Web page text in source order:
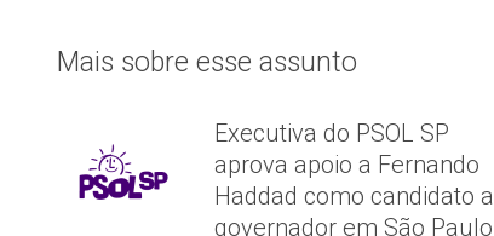
post:
Mais sobre esse assunto
Executiva do PSOL SP
aprova apoio a Fernando
Haddad como candidato a
governador em São Paulo